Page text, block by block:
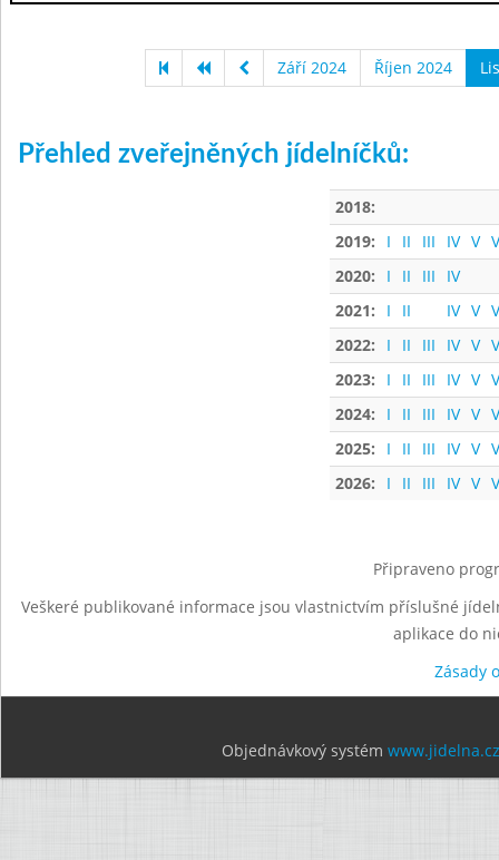
Září 2024 Říjen 2024
Přehled zveřejněných jídelníčků:
2018:
2019:
I II III IV V
2020:
I II III
IV
2021:
I II IV V
2022:
I II III IV V
2023:
I II III IV V
2024:
I II III IV V
2025:
I II III IV V
2026:
I II III IV V
Připraveno
Veškeré publikované informace jsou vlastnictvím příslušné
aplikace do
Zásady
Objednávkový systém www.jidelna.cz